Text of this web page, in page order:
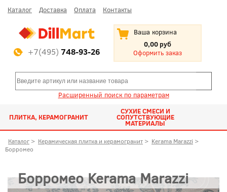
Каталог Доставка Оплата Контакты
+7(495) 748-93-26
Ваша корзина
0,00 руб
Оформить заказ
Расширенный поиск по параметрам
ПЛИТКА, КЕРАМОГРАНИТ
СУХИЕ СМЕСИ И
СОПУТСТВУЮЩИЕ
МАТЕРИАЛЫ
Каталог > Керамическая плитка и керамогранит > Kerama Marazzi >
Борромео
Борромео Kerama Marazzi